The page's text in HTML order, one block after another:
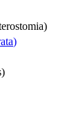
)
)
)